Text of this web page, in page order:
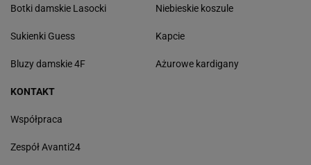
Botki damskie Lasocki
Sukienki Guess
Bluzy damskie 4F
Niebieskie koszule
Kapcie
Ażurowe kardigany
KONTAKT
Współpraca
Zespół Avanti24